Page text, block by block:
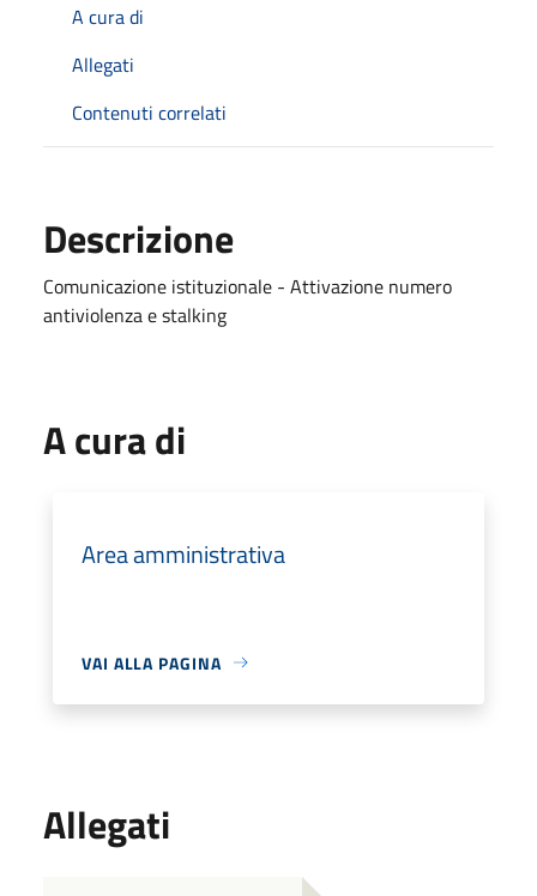
A cura di
Allegati
Contenuti correlati
Descrizione
Comunicazione istituzionale - Attivazione numero
antiviolenza e stalking
A cura di
Area amministrativa
VAI ALLA PAGINA
Allegati